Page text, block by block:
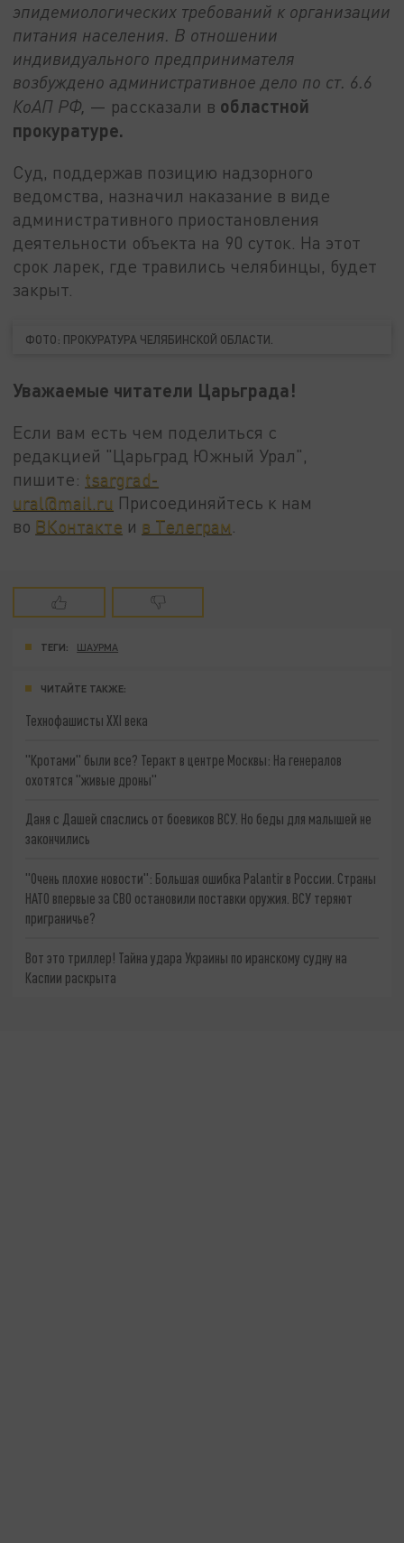
эпидемиологических требований к организации
питания населения. В отношении
индивидуального предпринимателя
возбуждено административное дело по ст. 6.6
КоАП РФ, — рассказали в областной
прокуратуре.
Суд, поддержав позицию надзорного
ведомства, назначил наказание в виде
административного приостановления
деятельности объекта на 90 суток. На этот
срок ларек, где травились челябинцы, будет
закрыт.
ФОТО: ПРОКУРАТУРА ЧЕЛЯБИНСКОЙ ОБЛАСТИ.
Уважаемые читатели Царьграда!
Если вам есть чем поделиться с
редакцией "Царьград Южный Урал",
пишите: tsargrad-
ural@mail.ru Присоединяйтесь к нам
во ВКонтакте и в Телеграм
ТЕГИ: ШАУРМА
ЧИТАЙТЕ ТАКЖЕ:
Технофашисты XXI века
"Кротами" были все? Теракт в центре Москвы: На генералов
охотятся "живые дроны"
Даня с Дашей спаслись от боевиков ВСУ. Но беды для малышей не
закончились
"Очень плохие новости": Большая ошибка Palantir в России. Страны
НАТО впервые за СВО остановили поставки оружия. ВСУ теряют
приграничье?
Вот это триллер! Тайна удара Украины по иранскому судну на
Каспии раскрыта